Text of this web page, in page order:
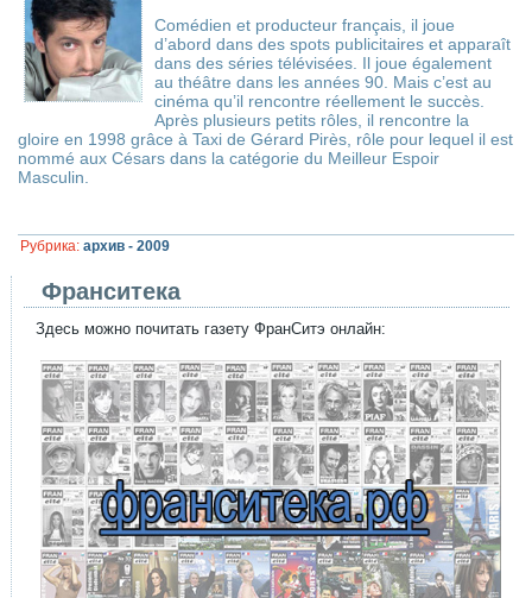
Comédien et producteur français, il joue
d’abord dans des spots publicitaires et apparaît
dans des séries télévisées. Il joue également
au théâtre dans les années 90. Mais c’est au
cinéma qu’il rencontre réellement le succès.
Après plusieurs petits rôles, il rencontre la
gloire en 1998 grâce à Taxi de Gérard Pirès, rôle pour lequel il est
nommé aux Césars dans la catégorie du Meilleur Espoir
Masculin.
Рубрика: архив - 2009
Франситека
Здесь можно почитать газету ФранСитэ онлайн: